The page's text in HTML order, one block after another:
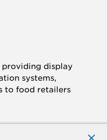
providing display
systems,
to food retailers